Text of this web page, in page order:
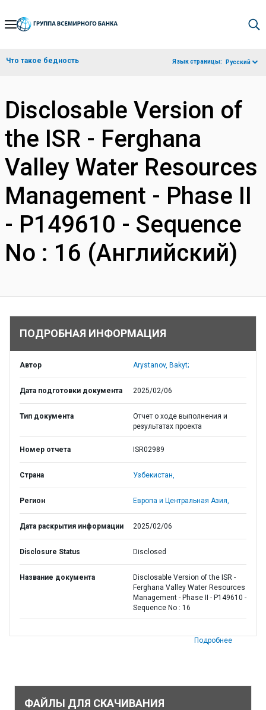
Skip
Navigation
Что такое бедность Язык страницы: Русский
Disclosable Version of
the ISR - Ferghana
Valley Water Resources
Management - Phase II
- P149610 - Sequence
No : 16 (Английский)
ПОДРОБНАЯ ИНФОРМАЦИЯ
Автор Arystanov, Bakyt;
Дата подготовки документа 2025/02/06
Тип документа
Отчет о ходе выполнения и
результатах проекта
Номер отчета ISR02989
Страна Узбекистан,
Регион Европа и Центральная Азия,
Дата раскрытия информации 2025/02/06
Disclosure Status Disclosed
Название документа
Disclosable Version of the ISR -
Ferghana Valley Water Resources
Management - Phase II - P149610 -
Sequence No : 16
Подробнее
ФАЙЛЫ ДЛЯ СКАЧИВАНИЯ